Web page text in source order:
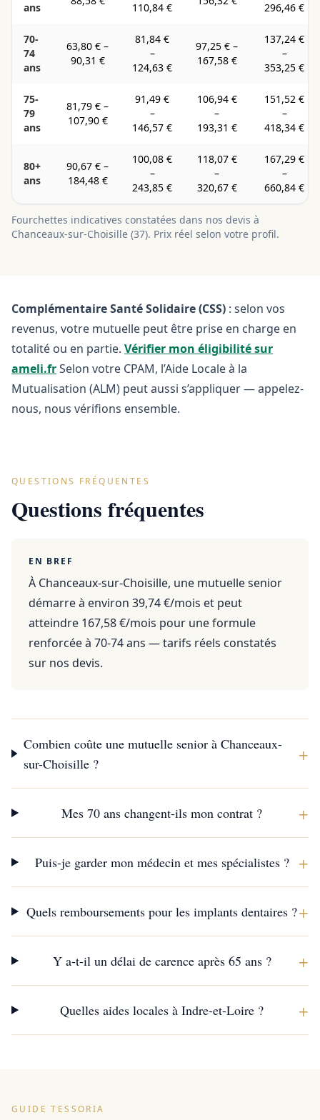
ans 110,84 € 296,46 €
70-
74
ans
63,80 € –
90,31 €
81,84 €
–
124,63 €
97,25 € –
167,58 €
137,24 €
–
353,25 €
75-
79
ans
81,79 € –
107,90 €
91,49 €
–
146,57 €
106,94 €
–
193,31 €
151,52 €
–
418,34 €
80+
ans
90,67 € –
184,48 €
100,08 €
–
243,85 €
118,07 €
–
320,67 €
167,29 €
–
660,84 €
Fourchettes indicatives constatées dans nos devis à
Chanceaux-sur-Choisille (37). Prix réel selon votre profil.
Complémentaire Santé Solidaire (CSS) : selon vos
revenus, votre mutuelle peut être prise en charge en
totalité ou en partie. Vérifier mon éligibilité sur
ameli.frSelon votre CPAM, l’Aide Locale à la
Mutualisation (ALM) peut aussi s’appliquer — appelez-
nous, nous vérifions ensemble.
QUESTIONS FRÉQUENTES
Questions fréquentes
EN BREF
À Chanceaux-sur-Choisille, une mutuelle senior
démarre à environ 39,74 €/mois et peut
atteindre 167,58 €/mois pour une formule
renforcée à 70-74 ans — tarifs réels constatés
sur nos devis.
Combien coûte une mutuelle senior à Chanceaux-
sur-Choisille ?
+
Mes 70 ans changent-ils mon contrat ? +
Puis-je garder mon médecin et mes spécialistes ? +
Quels remboursements pour les implants dentaires ?+
Y a-t-il un délai de carence après 65 ans ? +
Quelles aides locales à Indre-et-Loire ? +
GUIDE TESSORIA